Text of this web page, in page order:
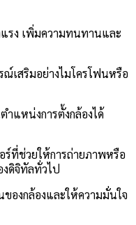
รง เพิ่มความทนทานและ
ณ์เสริมอย่างไมโครโฟนหรือ
ำแหน่งการตั้งกล้องได้
ที่ช่วยให้การถ่ายภาพหรือ
ดิจิทัลทั่วไป
องกล้องและให้ความมั่นใจ